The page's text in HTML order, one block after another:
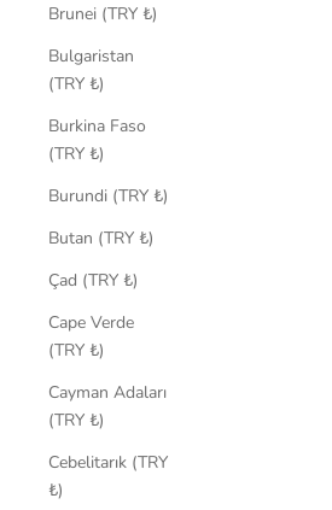
Brunei (TRY ₺)
Bulgaristan
(TRY ₺)
Burkina Faso
(TRY ₺)
Burundi (TRY ₺)
Butan (TRY ₺)
Çad (TRY ₺)
Cape Verde
(TRY ₺)
Cayman Adaları
(TRY ₺)
Cebelitarık (TRY
₺)